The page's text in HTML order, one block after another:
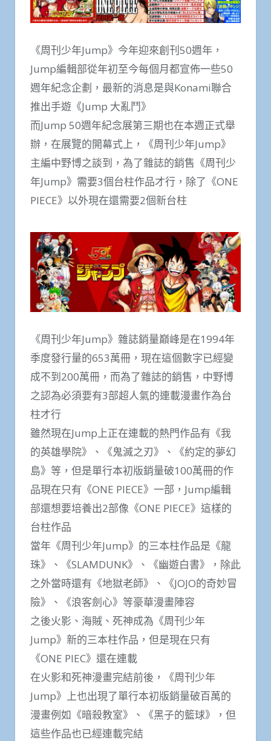
《周刊少年Jump》今年迎來創刊50週年，
Jump編輯部從年初至今每個月都宣佈一些50
週年紀念企劃，最新的消息是與Konami聯合
推出手遊《Jump 大亂鬥》
而Jump 50週年紀念展第三期也在本週正式舉
辦，在展覽的開幕式上，《周刊少年Jump》
主編中野博之談到，為了雜誌的銷售《周刊少
年Jump》需要3個台柱作品才行，除了《ONE
PIECE》以外現在還需要2個新台柱
《周刊少年Jump》雜誌銷量巔峰是在1994年
季度發行量的653萬冊，現在這個數字已經變
成不到200萬冊，而為了雜誌的銷售，中野博
之認為必須要有3部超人氣的連載漫畫作為台
柱才行
雖然現在Jump上正在連載的熱門作品有《我
的英雄學院》、《鬼滅之刃》、《約定的夢幻
島》等，但是單行本初版銷量破100萬冊的作
品現在只有《ONE PIECE》一部，Jump編輯
部還想要培養出2部像《ONE PIECE》這樣的
台柱作品
當年《周刊少年Jump》的三本柱作品是《龍
珠》、《SLAMDUNK》、《幽遊白書》，除此
之外當時還有《地獄老師》、《JOJO的奇妙冒
險》、《浪客劍心》等豪華漫畫陣容
之後火影、海賊、死神成為《周刊少年
Jump》新的三本柱作品，但是現在只有
《ONE PIEC》還在連載
在火影和死神漫畫完結前後，《周刊少年
Jump》上也出現了單行本初版銷量破百萬的
漫畫例如《暗殺教室》、《黑子的籃球》，但
這些作品也已經連載完結